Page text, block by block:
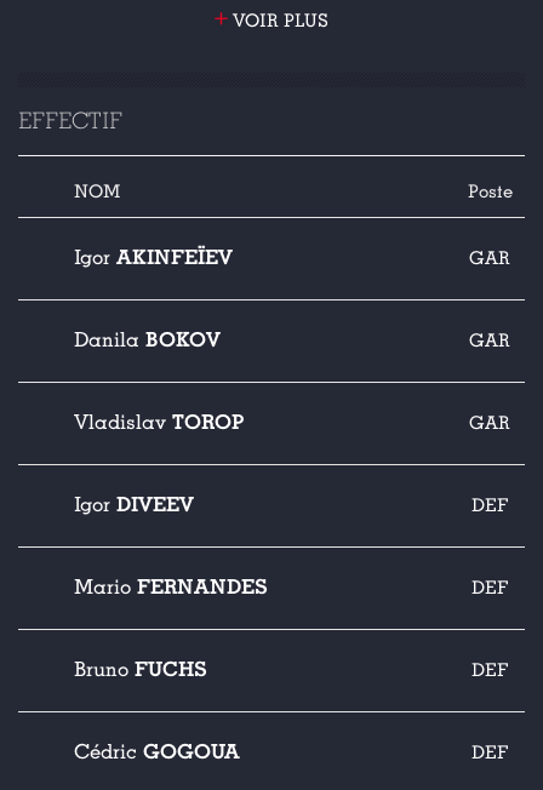
+ VOIR PLUS
EFFECTIF
NOM Poste
Igor AKINFEÏEV GAR
Danila BOKOV GAR
Vladislav TOROP GAR
Igor DIVEEV DEF
Mario FERNANDES DEF
Bruno FUCHS DEF
Cédric GOGOUA DEF